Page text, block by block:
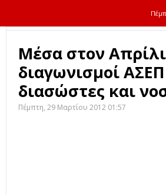
Μέσα στον
διαγωνισμοί
διασώστες και
Πέμπτη, 29 Μαρτίου 2012 01:57